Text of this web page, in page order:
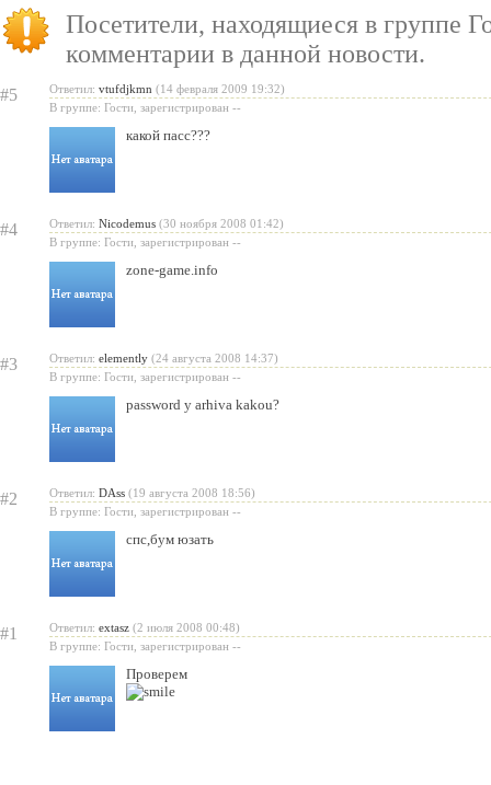
бесплатную модель
«Испеки свою любовь» —
Святого Валентина
Посетители, находящиеся в группе
комментарии в данной новости.
#5 Ответил: vtufdjkmn (14 февраля 2009 19:32)
В группе: Гости, зарегистрирован --
какой пасс???
#4 Ответил: Nicodemus (30 ноября 2008 01:42)
В группе: Гости, зарегистрирован --
zone-game.info
#3 Ответил: elemently (24 августа 2008 14:37)
В группе: Гости, зарегистрирован --
password y arhiva kakou?
#2 Ответил: DAss (19 августа 2008 18:56)
В группе: Гости, зарегистрирован --
спс,бум юзать
#1 Ответил: extasz (2 июля 2008 00:48)
В группе: Гости, зарегистрирован --
Проверем